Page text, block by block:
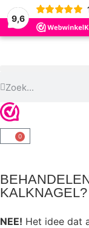
9,6
0
KALKNAGEL?
NEE! Het idee dat